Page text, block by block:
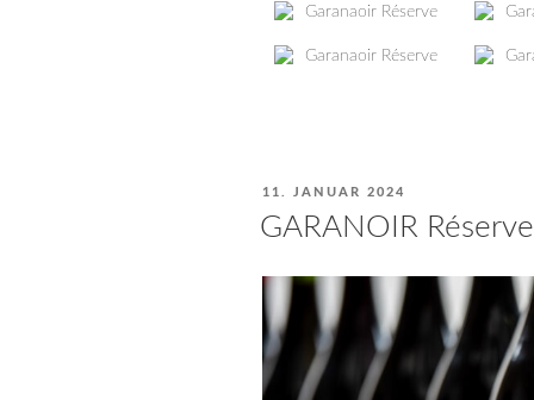
VERÖFFENTLICHT
11. JANUAR 2024
GARANOIR Réserve